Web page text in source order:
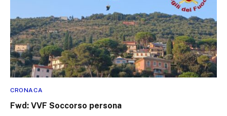
CRONACA
Fwd: VVF Soccorso persona